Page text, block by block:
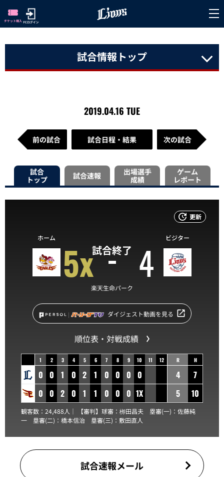
試合情報トップ
2019.04.16 TUE
前の試合 試合日程・結果 次の試合
試合
トップ
試合速報
出場選手
成績
ゲーム
レポート
更新
試合終了
ホーム
5x 4
ビジター
楽天生命パーク
ダイジェスト動画を見る
順位表・対戦成績
1 2 3 4 5 6 7 8 9 10 11 12
0 0 1 0 2 1 0 0 0 0
0 0 2 0 1 1 0 0 0 1X
R H
4
7
5
10
観客数：24,488人｜ 【審判】球審： 栁田昌夫 塁審(一)： 佐藤純
一 塁審(二)： 橋本信治 塁審(三)： 敷田直人
試合速報メール